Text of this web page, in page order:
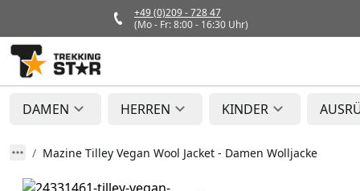
+49 (0)209 - 728 47
(Mo - Fr: 8:00 - 16:30 Uhr)
DAMEN HERREN KINDER
Mazine Tilley Vegan Wool Jacket - Damen Wolljacke